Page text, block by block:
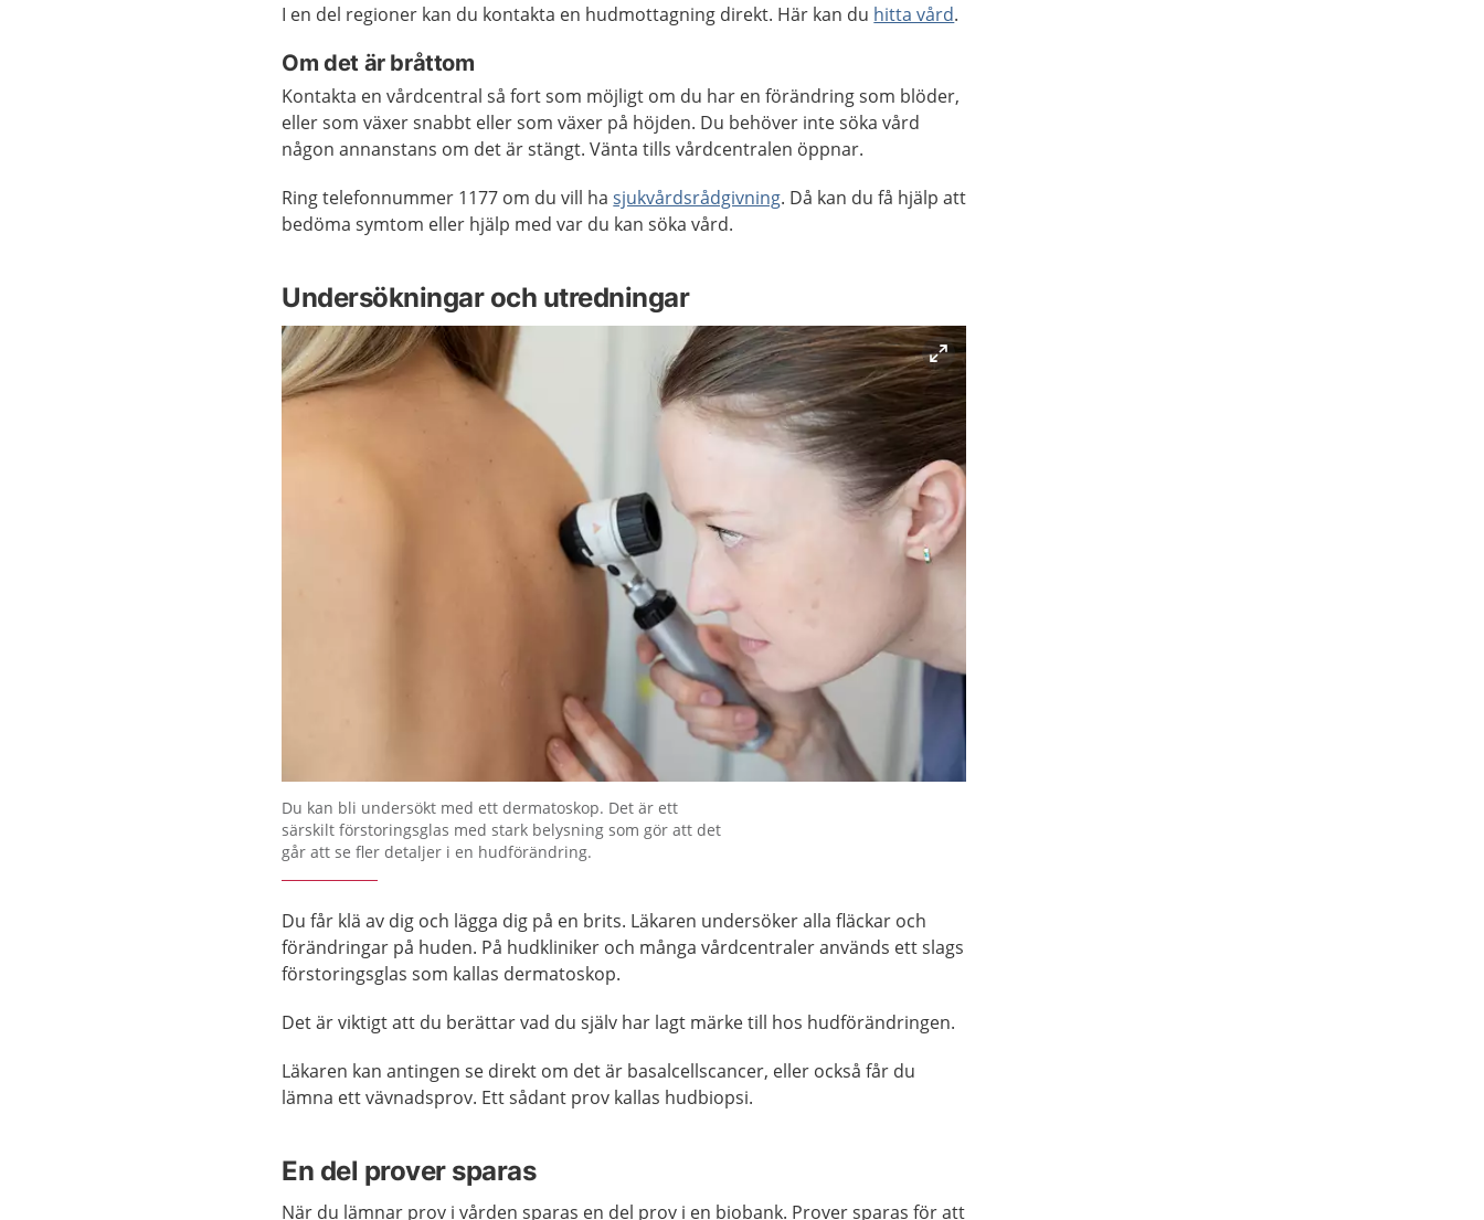
I en del regioner kan du kontakta en hudmottagning direkt. Här kan du hitta vård.
Om det är bråttom
Kontakta en vårdcentral så fort som möjligt om du har en förändring som blöder,
eller som växer snabbt eller som växer på höjden. Du behöver inte söka vård
någon annanstans om det är stängt. Vänta tills vårdcentralen öppnar.
Ring telefonnummer 1177 om du vill hasjukvårdsrådgivning. Då kan du få hjälp att
bedöma symtom eller hjälp med var du kan söka vård.
Undersökningar och utredningar
Förstora bilden
Du kan bli undersökt med ett dermatoskop. Det är ett
särskilt förstoringsglas med stark belysning som gör att det
går att se fler detaljer i en hudförändring.
Du får klä av dig och lägga dig på en brits. Läkaren undersöker alla fläckar och
förändringar på huden. På hudkliniker och många vårdcentraler används ett slags
förstoringsglas som kallas dermatoskop.
Det är viktigt att du berättar vad du själv har lagt märke till hos hudförändringen.
Läkaren kan antingen se direkt om det är basalcellscancer, eller också får du
lämna ett vävnadsprov. Ett sådant prov kallas hudbiopsi.
En del prover sparas
När du lämnar prov i vården sparas en del prov i en biobank. Prover sparas för att